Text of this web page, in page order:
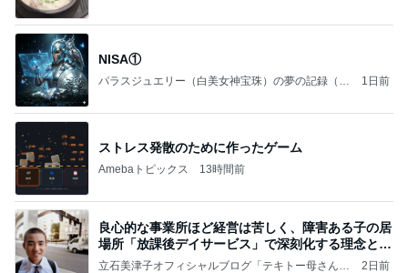
NISA①
パラスジュエリー（白美女神宝珠）の夢の記録（続
1日前
ストレス発散のために作ったゲーム
Amebaトピックス 13時間前
良心的な事業所ほど経営は苦しく、障害ある子の居
場所「放課後デイサービス」で深刻化する理念と現
実の
立石美津子オフィシャルブログ「テキトー母さんの
2日前